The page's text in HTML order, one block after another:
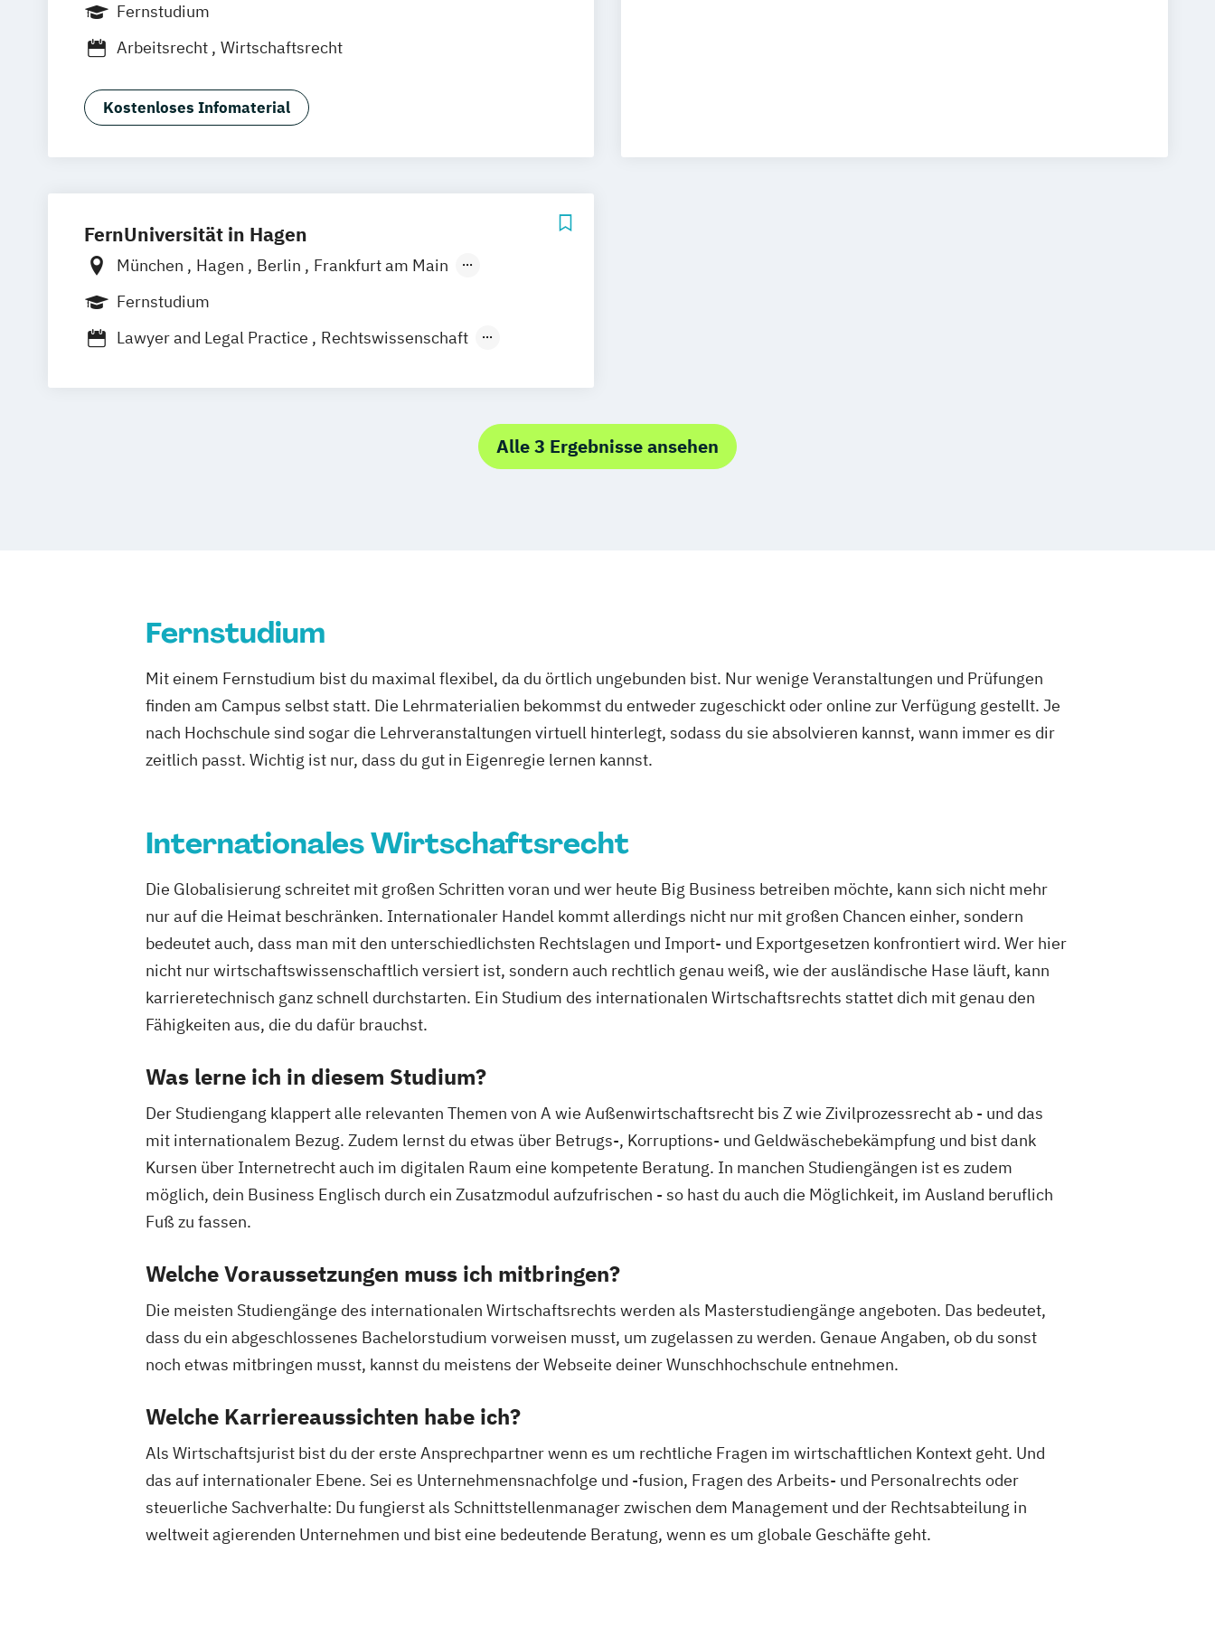
Frankfurt am Main Hamm Zürich
Fernstudium
Arbeitsrecht
Wirtschaftsrecht
Kostenloses Infomaterial
FernUniversität in Hagen
München Hagen Berlin
Frankfurt am Main
Hamburg
Fernstudium
Lawyer and Legal Practice
Rechtswissenschaft
Alle 3 Ergebnisse ansehen
Fernstudium
Mit einem Fernstudium bist du maximal flexibel, da du örtlich ungebunden bist. Nur wenige Veranstaltungen und Prüfungen
finden am Campus selbst statt. Die Lehrmaterialien bekommst du entweder zugeschickt oder online zur Verfügung gestellt. Je
nach Hochschule sind sogar die Lehrveranstaltungen virtuell hinterlegt, sodass du sie absolvieren kannst, wann immer es dir
zeitlich passt. Wichtig ist nur, dass du gut in Eigenregie lernen kannst.
Internationales Wirtschaftsrecht
Die Globalisierung schreitet mit großen Schritten voran und wer heute Big Business betreiben möchte, kann sich nicht mehr
nur auf die Heimat beschränken. Internationaler Handel kommt allerdings nicht nur mit großen Chancen einher, sondern
bedeutet auch, dass man mit den unterschiedlichsten Rechtslagen und Import- und Exportgesetzen konfrontiert wird. Wer hier
nicht nur wirtschaftswissenschaftlich versiert ist, sondern auch rechtlich genau weiß, wie der ausländische Hase läuft, kann
karrieretechnisch ganz schnell durchstarten. Ein Studium des internationalen Wirtschaftsrechts stattet dich mit genau den
Fähigkeiten aus, die du dafür brauchst.
Was lerne ich in diesem Studium?
Der Studiengang klappert alle relevanten Themen von A wie Außenwirtschaftsrecht bis Z wie Zivilprozessrecht ab - und das
mit internationalem Bezug. Zudem lernst du etwas über Betrugs-, Korruptions- und Geldwäschebekämpfung und bist dank
Kursen über Internetrecht auch im digitalen Raum eine kompetente Beratung. In manchen Studiengängen ist es zudem
möglich, dein Business Englisch durch ein Zusatzmodul aufzufrischen - so hast du auch die Möglichkeit, im Ausland beruflich
Fuß zu fassen.
Welche Voraussetzungen muss ich mitbringen?
Die meisten Studiengänge des internationalen Wirtschaftsrechts werden als Masterstudiengänge angeboten. Das bedeutet,
dass du ein abgeschlossenes Bachelorstudium vorweisen musst, um zugelassen zu werden. Genaue Angaben, ob du sonst
noch etwas mitbringen musst, kannst du meistens der Webseite deiner Wunschhochschule entnehmen.
Welche Karriereaussichten habe ich?
Als Wirtschaftsjurist bist du der erste Ansprechpartner wenn es um rechtliche Fragen im wirtschaftlichen Kontext geht. Und
das auf internationaler Ebene. Sei es Unternehmensnachfolge und -fusion, Fragen des Arbeits- und Personalrechts oder
steuerliche Sachverhalte: Du fungierst als Schnittstellenmanager zwischen dem Management und der Rechtsabteilung in
weltweit agierenden Unternehmen und bist eine bedeutende Beratung, wenn es um globale Geschäfte geht.